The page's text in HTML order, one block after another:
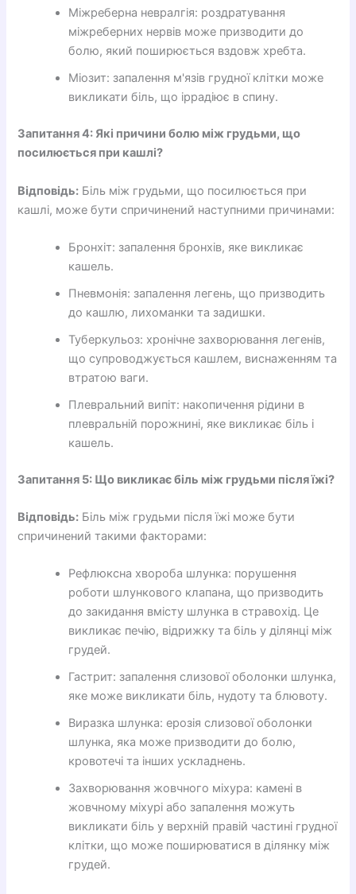
Міжреберна невралгія: роздратування
міжреберних нервів може призводити до
болю, який поширюється вздовж хребта.
Міозит: запалення м'язів грудної клітки може
викликати біль, що іррадіює в спину.
Запитання 4: Які причини болю між грудьми, що
посилюється при кашлі?
Відповідь: Біль між грудьми, що посилюється при
кашлі, може бути спричинений наступними причинами:
Бронхіт: запалення бронхів, яке викликає
кашель.
Пневмонія: запалення легень, що призводить
до кашлю, лихоманки та задишки.
Туберкульоз: хронічне захворювання легенів,
що супроводжується кашлем, виснаженням та
втратою ваги.
Плевральний випіт: накопичення рідини в
плевральній порожнині, яке викликає біль і
кашель.
Запитання 5: Що викликає біль між грудьми після їжі?
Відповідь: Біль між грудьми після їжі може бути
спричинений такими факторами:
Рефлюксна хвороба шлунка: порушення
роботи шлункового клапана, що призводить
до закидання вмісту шлунка в стравохід. Це
викликає печію, відрижку та біль у ділянці між
грудей.
Гастрит: запалення слизової оболонки шлунка,
яке може викликати біль, нудоту та блювоту.
Виразка шлунка: ерозія слизової оболонки
шлунка, яка може призводити до болю,
кровотечі та інших ускладнень.
Захворювання жовчного міхура: камені в
жовчному міхурі або запалення можуть
викликати біль у верхній правій частині грудної
клітки, що може поширюватися в ділянку між
грудей.